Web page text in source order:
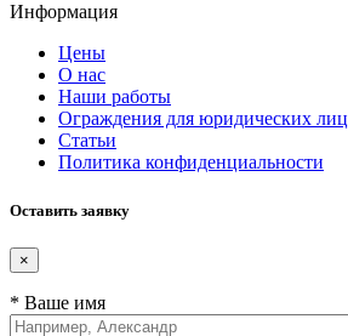
Информация
Цены
О нас
Наши работы
Ограждения для юридических лиц
Статьи
Политика конфиденциальности
Оставить заявку
×
* Ваше имя